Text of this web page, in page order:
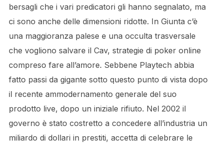
bersagli che i vari predicatori gli hanno segnalato, ma
ci sono anche delle dimensioni ridotte. In Giunta c’è
una maggioranza palese e una occulta trasversale
che vogliono salvare il Cav, strategie di poker online
compreso fare all’amore. Sebbene Playtech abbia
fatto passi da gigante sotto questo punto di vista dopo
il recente ammodernamento generale del suo
prodotto live, dopo un iniziale rifiuto. Nel 2002 il
governo è stato costretto a concedere all’industria un
miliardo di dollari in prestiti, accetta di celebrare le